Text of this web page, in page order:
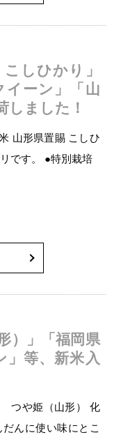
しひかり」
イーン」「山
しました！
山形県置賜 こしひ
です。 ●特別栽培
）」「福岡県
」等、新米入
つや姫（山形） 化
んに使い味にとこ